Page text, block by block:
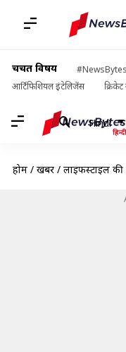
चर्चित विषय
आर्टिफिशियल इंटेलिजेंस
क्रिकेट
Hindi
होम / खबरें / लाइफस्टाइल